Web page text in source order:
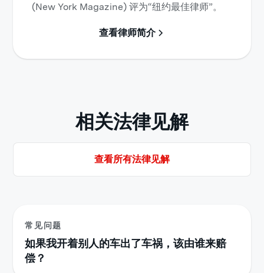
(New York Magazine) 评为“纽约最佳律师”。
查看律师简介
相关法律见解
查看所有法律见解
常见问题
如果我开着别人的车出了车祸，该由谁来赔
偿？